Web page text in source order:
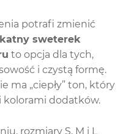
potrafi zmienić
sweterek
to opcja dla tych,
i czystą formę.
ma „ciepły” ton, który
kolorami dodatków.
rozmiary S, M i L